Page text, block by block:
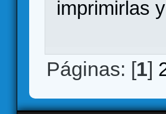
imprimirlas
Páginas: [1]